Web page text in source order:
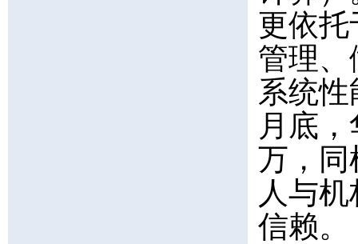
更依
管理
系统
月底
万，同
人与
信赖。